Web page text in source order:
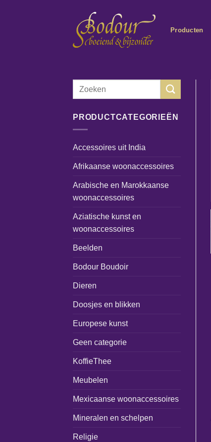
Producten
Zoeken
PRODUCTCATEGORIEËN
Accessoires uit India
Afrikaanse woonaccessoires
Arabische en Marokkaanse
woonaccessoires
Aziatische kunst en
woonaccessoires
Beelden
Bodour Boudoir
Dieren
Doosjes en blikken
Europese kunst
Geen categorie
KoffieThee
Meubelen
Mexicaanse woonaccessoires
Mineralen en schelpen
Religie